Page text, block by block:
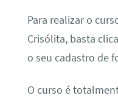
Para realizar o
Crisólita, basta
o seu cadastro de
O curso é